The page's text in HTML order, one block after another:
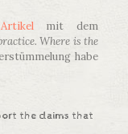
Artikelmit dem
Where is the
habe
the claims that